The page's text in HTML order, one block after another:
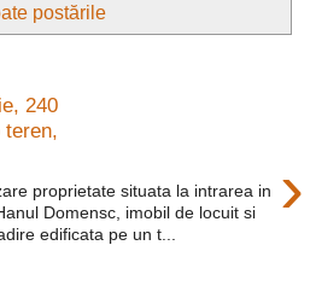
postările
240
teren,
›
proprietate situata la intrarea in
Domensc, imobil de locuit si
edificata pe un t...